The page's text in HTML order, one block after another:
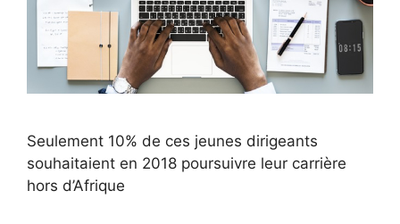
Seulement 10% de ces jeunes dirigeants
souhaitaient en 2018 poursuivre leur carrière
hors d’Afrique